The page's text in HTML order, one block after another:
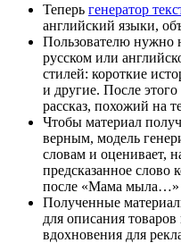
Теперь генератор
английский языки,
Пользователю нужно
русском или
стилей: короткие
и другие. После
рассказ, похожий на
Чтобы материал
верным, модель
словам и оценивает,
предсказанное слово
после «Мама мыла…»
Полученные
для описания товаров
вдохновения для